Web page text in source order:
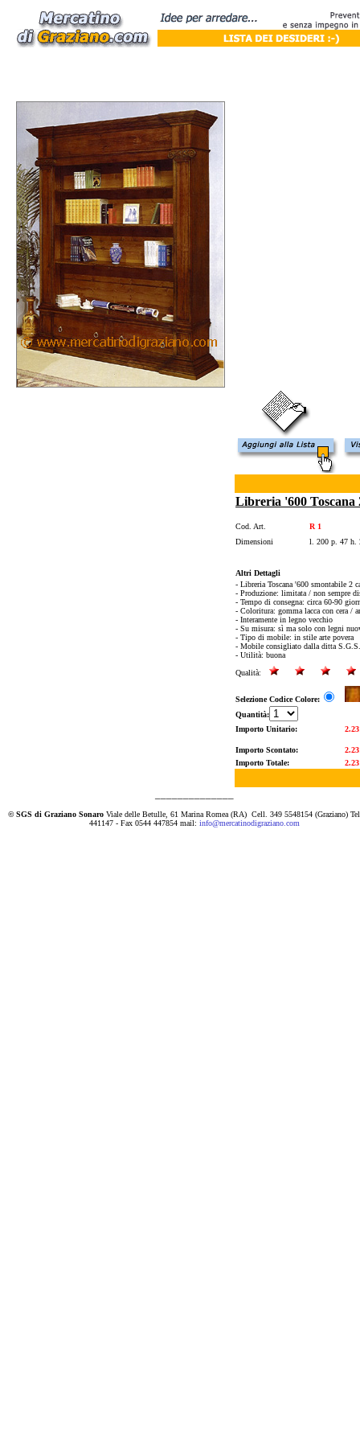
Libreria '600 Toscana
Cod. Art.
R 1
Dimensioni
l. 200 p. 47 h.
Altri Dettagli
- Libreria Toscana '600 smontabile 2
- Produzione: limitata / non sempre
- Tempo di consegna: circa 60-90
- Coloritura: gomma lacca con cera /
- Interamente in legno vecchio
- Su misura: sì ma solo con legni
- Tipo di mobile: in stile arte povera
- Mobile consigliato dalla ditta S.G.S.
- Utilità: buona
Qualità:
Selezione Codice Colore:
Quantità:
Importo Unitario:
Importo Scontato:
Importo Totale:
© SGS di Graziano Sonaro Viale delle Betulle, 61 Marina Romea (RA) Cell. 349 5548154 (Graziano)
441147 - Fax 0544 447854 mail: info@mercatinodigraziano.com